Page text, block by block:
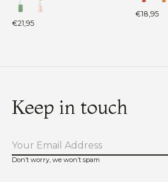
€21,95
€18,95
Keep in touch
Don’t worry, we won’t spam